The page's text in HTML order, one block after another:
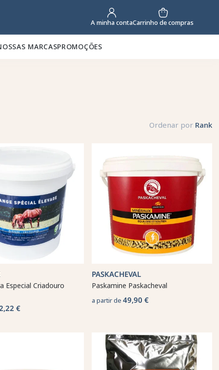
A minha contaCarrinho de compras
MARCASPROMOÇÕES
Ordenar por Rank
Especial Criadouro
€
PASKACHEVAL
Paskamine Paskacheval
a partir de 49,90 €